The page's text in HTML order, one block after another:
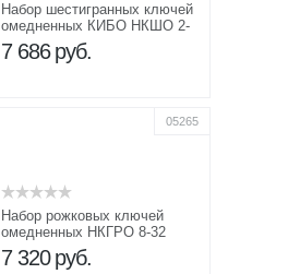
Набор шестигранных ключей
омедненных КИБО НКШО 2-
14 в сумке
7 686 руб.
05265
Набор рожковых ключей
омедненных НКГРО 8-32
7 320 руб.